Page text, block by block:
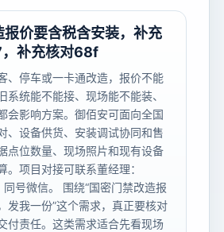
报价要含税含安装，补充
补充核对68f
、停车或一卡通改造，报价不能
系统能不能接、现场能不能装、
会影响方案。御佰安可面向全国
、设备供货、安装调试协同和售
点位数量、现场照片和现有设备
。项目对接可联系董经理：
号微信。 围绕“国密门禁改造报
发我一份”这个需求，真正要核对
付责任。这类需求适合先看现场